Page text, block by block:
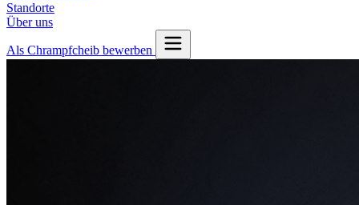
Standorte
Über uns
Als Chrampfcheib bewerben